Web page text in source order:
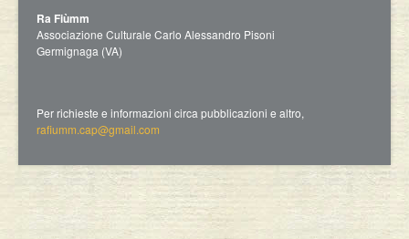
Ra Fiùmm
Associazione Culturale Carlo Alessandro Pisoni
Germignaga (VA)
Per richieste e informazioni circa pubblicazioni e altro,
rafiumm.cap@gmail.com